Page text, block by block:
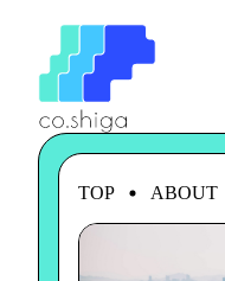
TOP ABOUT